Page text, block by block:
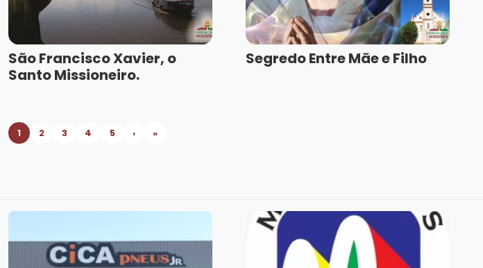
São Francisco Xavier, o
Santo Missioneiro.
Segredo Entre Mãe e Filho
1 2 3 4 5 › »